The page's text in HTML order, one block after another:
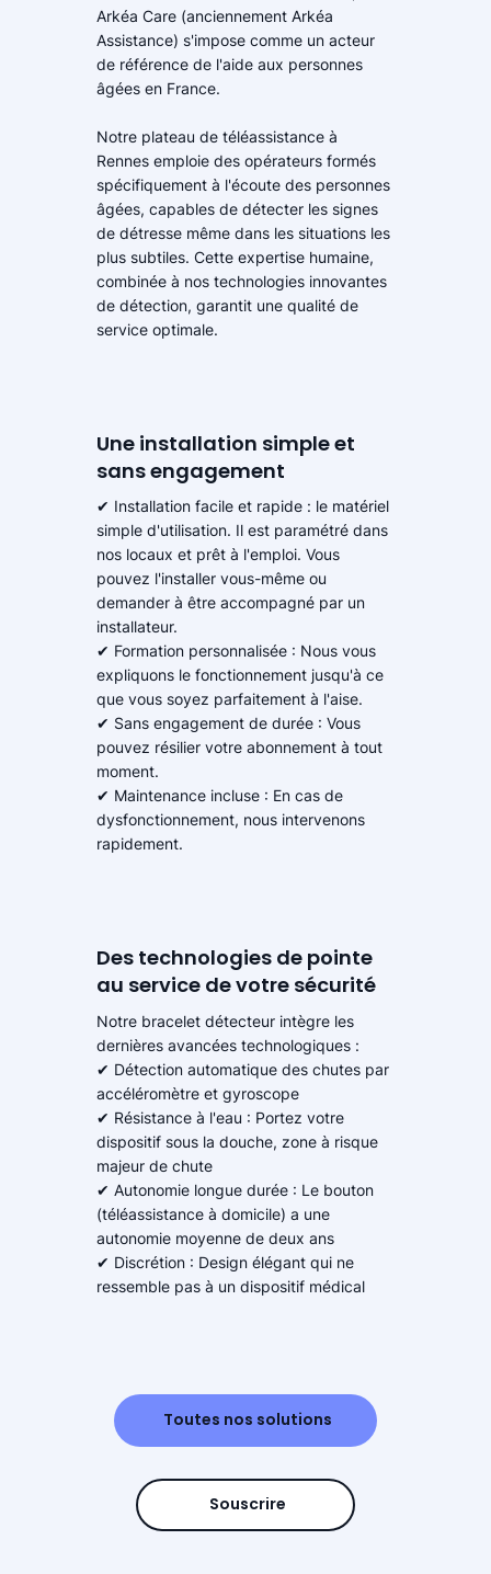
Arkéa Care (anciennement Arkéa
Assistance) s'impose comme un acteur
de référence de l'aide aux personnes
âgées en France.
Notre plateau de téléassistance à
Rennes emploie des opérateurs formés
spécifiquement à l'écoute des personnes
âgées, capables de détecter les signes
de détresse même dans les situations les
plus subtiles. Cette expertise humaine,
combinée à nos technologies innovantes
de détection, garantit une qualité de
service optimale.
Une installation simple et
sans engagement
✔ Installation facile et rapide : le matériel
simple d'utilisation. Il est paramétré dans
nos locaux et prêt à l'emploi. Vous
pouvez l'installer vous-même ou
demander à être accompagné par un
installateur.
✔ Formation personnalisée : Nous vous
expliquons le fonctionnement jusqu'à ce
que vous soyez parfaitement à l'aise.
✔ Sans engagement de durée : Vous
pouvez résilier votre abonnement à tout
moment.
✔ Maintenance incluse : En cas de
dysfonctionnement, nous intervenons
rapidement.
Des technologies de pointe
au service de votre sécurité
Notre bracelet détecteur intègre les
dernières avancées technologiques :
✔ Détection automatique des chutes par
accéléromètre et gyroscope
✔ Résistance à l'eau : Portez votre
dispositif sous la douche, zone à risque
majeur de chute
✔ Autonomie longue durée : Le bouton
(téléassistance à domicile) a une
autonomie moyenne de deux ans
✔ Discrétion : Design élégant qui ne
ressemble pas à un dispositif médical
Toutes nos solutions
Souscrire